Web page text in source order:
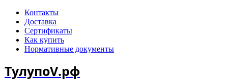
Контакты
Доставка
Сертификаты
Как купить
Нормативные документы
ТулупоV.рф